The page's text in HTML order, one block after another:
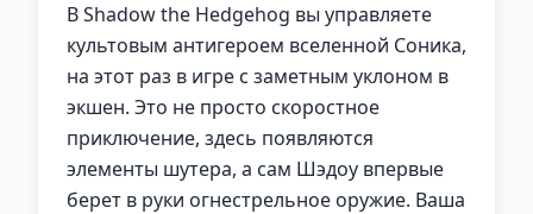
В Shadow the Hedgehog вы управляете
культовым антигероем вселенной Соника,
на этот раз в игре с заметным уклоном в
экшен. Это не просто скоростное
приключение, здесь появляются
элементы шутера, а сам Шэдоу впервые
берет в руки огнестрельное оружие. Ваша